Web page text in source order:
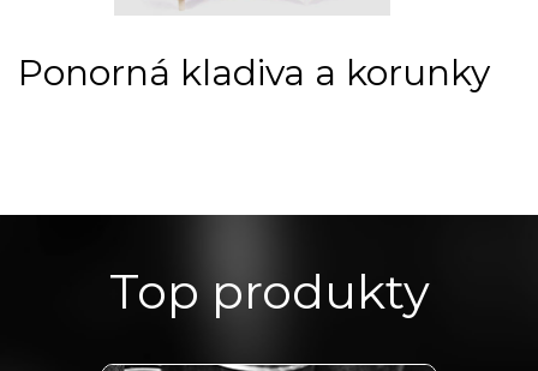
Ponorná kladiva a korunky
Top produkty